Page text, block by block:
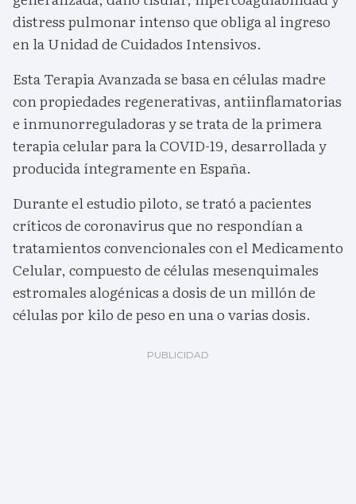
distress pulmonar intenso que obliga al ingreso
en la Unidad de Cuidados Intensivos.
Esta Terapia Avanzada se basa en células madre
con propiedades regenerativas, antiinflamatorias
e inmunorreguladoras y se trata de la primera
terapia celular para la COVID-19, desarrollada y
producida íntegramente en España.
Durante el estudio piloto, se trató a pacientes
críticos de coronavirus que no respondían a
tratamientos convencionales con el Medicamento
Celular, compuesto de células mesenquimales
estromales alogénicas a dosis de un millón de
células por kilo de peso en una o varias dosis.